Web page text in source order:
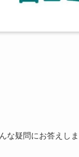
な疑問にお答えしま